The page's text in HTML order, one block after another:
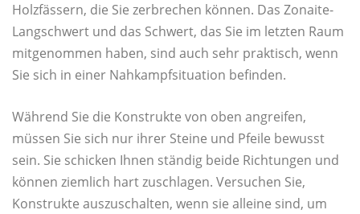
Holzfässern, die Sie zerbrechen können. Das Zonaite-
Langschwert und das Schwert, das Sie im letzten Raum
mitgenommen haben, sind auch sehr praktisch, wenn
Sie sich in einer Nahkampfsituation befinden.
Während Sie die Konstrukte von oben angreifen,
müssen Sie sich nur ihrer Steine ​​und Pfeile bewusst
sein. Sie schicken Ihnen ständig beide Richtungen und
können ziemlich hart zuschlagen. Versuchen Sie,
Konstrukte auszuschalten, wenn sie alleine sind, um